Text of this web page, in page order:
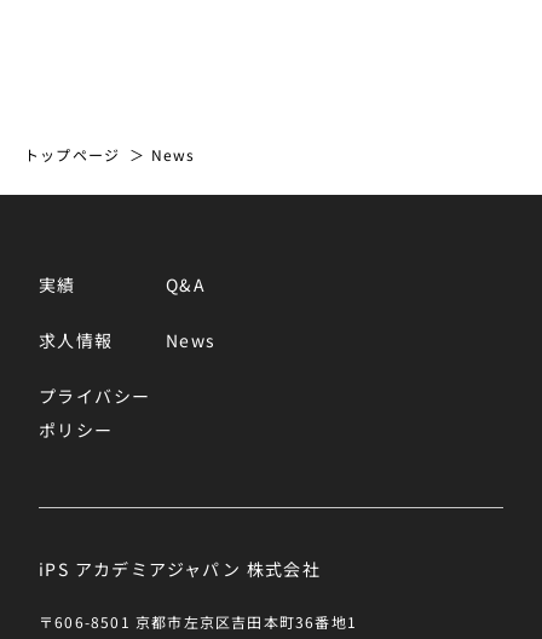
トップページ News
実績 Q&A
求人情報 News
プライバシー
ポリシー
iPS アカデミアジャパン 株式会社
〒606-8501 京都市左京区吉田本町36番地1